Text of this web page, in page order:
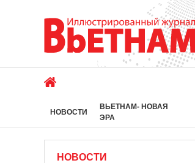
НОВОСТИ
ВЬЕТНАМ- НОВАЯ
ЭРА
НОВОСТИ